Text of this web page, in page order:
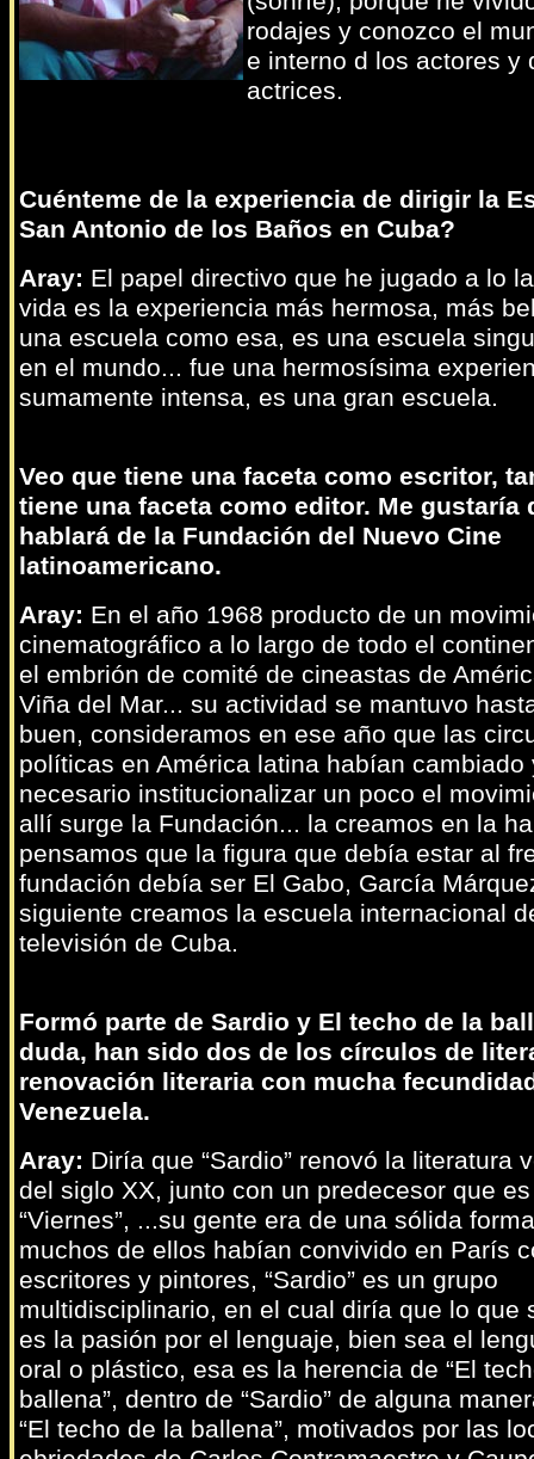
rodajes y conozco el
e interno d los actores y
actrices.
Cuénteme de la experiencia de dirigir la
San Antonio de los Baños en Cuba?
Aray: El papel directivo que he jugado a lo
vida es la experiencia más hermosa, más
una escuela como esa, es una escuela
en el mundo... fue una hermosísima
sumamente intensa, es una gran escuela.
Veo que tiene una faceta como escritor,
tiene una faceta como editor. Me gustaría
hablará de la Fundación del Nuevo Cine
latinoamericano.
Aray: En el año 1968 producto de un
cinematográfico a lo largo de todo el
el embrión de comité de cineastas de
Viña del Mar... su actividad se mantuvo
buen, consideramos en ese año que las
políticas en América latina habían cambiado
necesario institucionalizar un poco el
allí surge la Fundación... la creamos en la
pensamos que la figura que debía estar al
fundación debía ser El Gabo, García
siguiente creamos la escuela internacional
televisión de Cuba.
Formó parte de Sardio y El techo de la
duda, han sido dos de los círculos de
renovación literaria con mucha
Venezuela.
Aray: Diría que “Sardio” renovó la literatura
del siglo XX, junto con un predecesor que
“Viernes”, ...su gente era de una sólida
muchos de ellos habían convivido en París
escritores y pintores, “Sardio” es un grupo
multidisciplinario, en el cual diría que lo que
es la pasión por el lenguaje, bien sea el
oral o plástico, esa es la herencia de “El
ballena”, dentro de “Sardio” de alguna
“El techo de la ballena”, motivados por las